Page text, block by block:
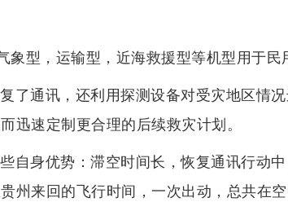
象型，运输型，近海救援型等机型用于民
了通讯，还利用探测设备对受灾地区情
迅速定制更合理的后续救灾计划。
自身优势：滞空时间长，恢复通讯行动
州来回的飞行时间，一次出动，总共在